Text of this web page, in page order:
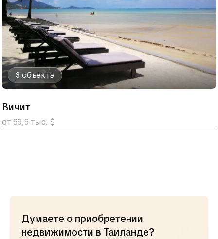
3 объекта
Вичит
от 69,6 тыс. $
Думаете о приобретении
недвижимости в Таиланде?